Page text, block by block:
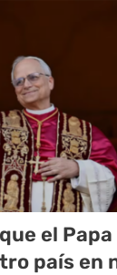
el Papa
país en